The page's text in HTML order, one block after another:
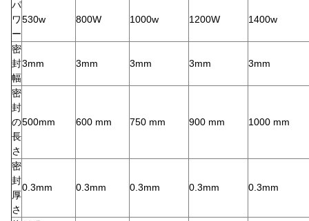
パ
ワ
ー
530w 800W 1000w 1200W 1400w
密
封
幅
3mm 3mm 3mm 3mm 3mm
密
封
の
長
さ
500mm 600 mm 750 mm 900 mm 1000 mm
密
封
厚
さ
0.3mm 0.3mm 0.3mm 0.3mm 0.3mm